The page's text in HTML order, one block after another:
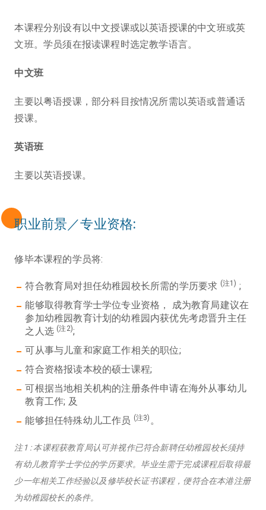
本课程分别设有以中文授课或以英语授课的中文班或英
文班。学员须在报读课程时选定教学语言。
中文班
主要以粤语授课，部分科目按情况所需以英语或普通话
授课。
英语班
主要以英语授课。
职业前景／专业资格:
修毕本课程的学员将:
符合教育局对担任幼稚园校长所需的学历要求 (注1) ;
能够取得教育学士学位专业资格， 成为教育局建议在
参加幼稚园教育计划的幼稚园内获优先考虑晋升主任
之人选 (注2);
可从事与儿童和家庭工作相关的职位;
符合资格报读本校的硕士课程;
可根据当地相关机构的注册条件申请在海外从事幼儿
教育工作; 及
能够担任特殊幼儿工作员 (注3) 。
注1 : 本课程获教育局认可并视作已符合新聘任幼稚园校长须持
有幼儿教育学士学位的学历要求。毕业生需于完成课程后取得最
少一年相关工作经验以及修毕校长证书课程，便符合在本港注册
为幼稚园校长的条件。